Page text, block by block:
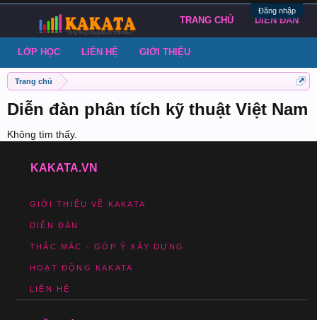
Đăng nhập
Trang chủ
Diễn đàn phân tích kỹ thuật Việt Nam
Không tìm thấy.
TRANG CHỦ DIỄN ĐÀN
LỚP HỌC LIÊN HỆ GIỚI THIỆU
KAKATA.VN
GIỚI THIỆU VỀ KAKATA
DIỄN ĐÀN
THẮC MẮC - GÓP Ý XÂY DỰNG
HOẠT ĐỘNG KAKATA
LIÊN HỆ